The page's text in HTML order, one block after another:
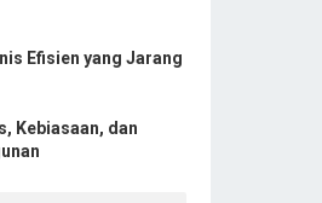
Efisien yang Jarang
Kebiasaan, dan